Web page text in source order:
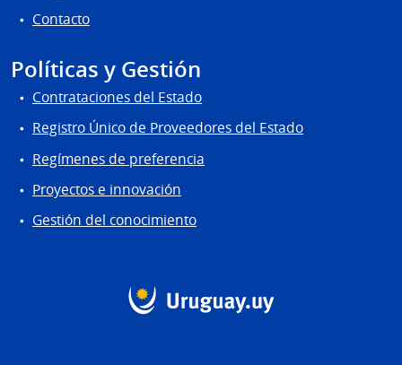
Contacto
Políticas y Gestión
Contrataciones del Estado
Registro Único de Proveedores del Estado
Regímenes de preferencia
Proyectos e innovación
Gestión del conocimiento